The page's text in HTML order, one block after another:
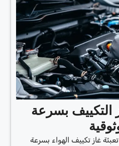
التكييف بسرعة
غاز تكييف الهواء بسرعة